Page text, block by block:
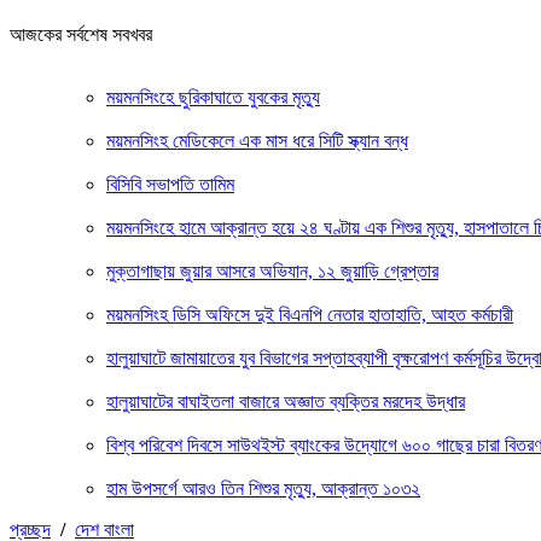
আজকের সর্বশেষ সবখবর
ময়মনসিংহে ছুরিকাঘাতে যুবকের মৃত্যু
ময়মনসিংহ মেডিকেলে এক মাস ধরে সিটি স্ক্যান বন্ধ
বিসিবি সভাপতি তামিম
ময়মনসিংহে হামে আক্রান্ত হয়ে ২৪ ঘণ্টায় এক শিশুর মৃত্যু, হাসপাতালে
মুক্তাগাছায় জুয়ার আসরে অভিযান, ১২ জুয়াড়ি গ্রেপ্তার
ময়মনসিংহ ডিসি অফিসে দুই বিএনপি নেতার হাতাহাতি, আহত কর্মচারী
হালুয়াঘাটে জামায়াতের যুব বিভাগের সপ্তাহব্যাপী বৃক্ষরোপণ কর্মসূচির
হালুয়াঘাটের বাঘাইতলা বাজারে অজ্ঞাত ব্যক্তির মরদেহ উদ্ধার
বিশ্ব পরিবেশ দিবসে সাউথইস্ট ব্যাংকের উদ্যোগে ৬০০ গাছের চারা বিতরণ
হাম উপসর্গে আরও তিন শিশুর মৃত্যু, আক্রান্ত ১০৩২
প্রচ্ছদ / দেশ বাংলা